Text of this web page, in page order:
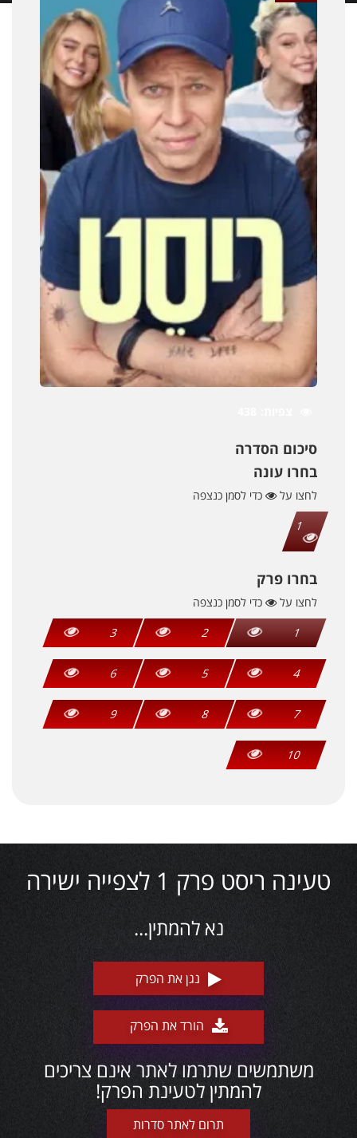
סיכום הסדרה
בחרו עונה
לחצו על
כדי לסמן כנצפה
1
בחרו פרק
לחצו על
כדי לסמן כנצפה
1
2
3
4
5
6
7
8
9
10
טעינה ריסט פרק 1 לצפייה ישירה
נא להמתין...
נגן את הפרק
הורד את הפרק
משתמשים שתרמו לאתר אינם צריכים
להמתין לטעינת הפרק!
תרום לאתר סדרות